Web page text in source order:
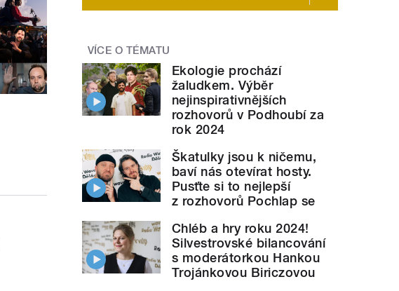
VÍCE O TÉMATU
Ekologie prochází
žaludkem. Výběr
nejinspirativnějších
rozhovorů v Podhoubí za
rok 2024
Škatulky jsou k ničemu,
baví nás otevírat hosty.
Pusťte si to nejlepší
z rozhovorů Pochlap se
Chléb a hry roku 2024!
Silvestrovské bilancování
s moderátorkou Hankou
Trojánkovou Biriczovou